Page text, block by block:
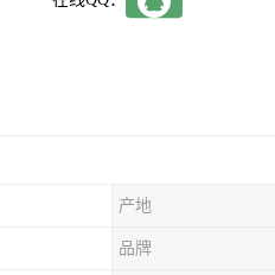
产地
品牌